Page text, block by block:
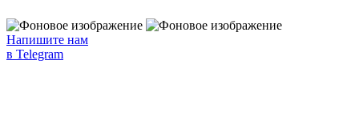
Напишите нам
в Telegram